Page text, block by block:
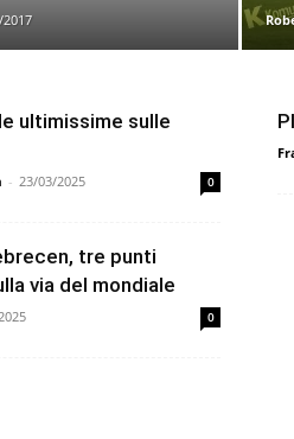
ultimissime sulle
- 23/03/2025 0
tre punti
via del mondiale
0